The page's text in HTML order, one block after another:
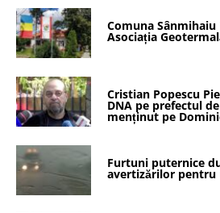
Comuna
Asociația
Cristian Popescu
DNA pe prefectul
menținut pe
Furtuni puternice
avertizărilor pentru